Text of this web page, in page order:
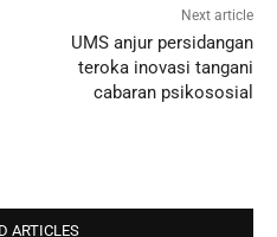
Next article
UMS anjur persidangan
teroka inovasi tangani
cabaran psikososial
ARTICLES